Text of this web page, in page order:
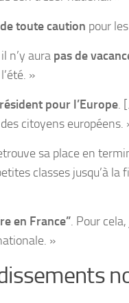
toute caution pour
n’y aura pas de
»
pour l’Europe.
citoyens européens.
sa place en
classes jusqu’à la
en France”. Pour
»